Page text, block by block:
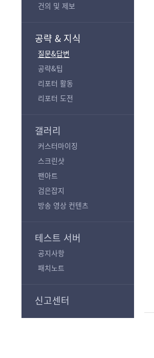
건의 및 제보
공략 & 지식
질문&답변
공략&팁
리포터 활동
리포터 도전
갤러리
커스터마이징
스크린샷
팬아트
검은잡지
방송 영상 컨텐츠
테스트 서버
공지사항
패치노트
신고센터